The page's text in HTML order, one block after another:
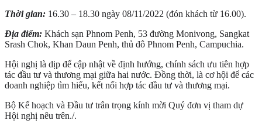
Thời gian: 16.30 – 18.30 ngày 08/11/2022 (đón khách từ 16.00).
Địa điểm: Khách sạn Phnom Penh, 53 đường Monivong, Sangkat
Srash Chok, Khan Daun Penh, thủ đô Phnom Penh, Campuchia.
Hội nghị là dịp để cập nhật về định hướng, chính sách ưu tiên hợp
tác đầu tư và thương mại giữa hai nước. Đồng thời, là cơ hội để các
doanh nghiệp tìm hiểu, kết nối hợp tác đầu tư và thương mại.
Bộ Kế hoạch và Đầu tư trân trọng kính mời Quý đơn vị tham dự
Hội nghị nêu trên./.